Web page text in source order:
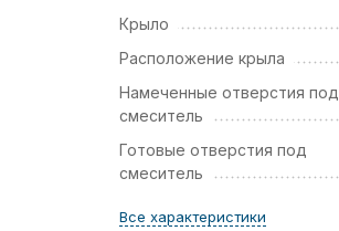
Крыло
Расположение крыла
Намеченные отверстия под
смеситель
Готовые отверстия под
смеситель
Все характеристики